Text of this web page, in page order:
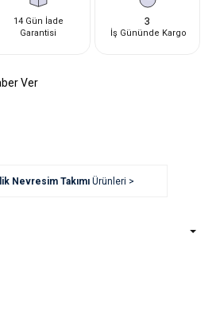
14 Gün İade
Garantisi
3
İş Gününde Kargo
Ver
Nevresim TakımıÜrünleri >